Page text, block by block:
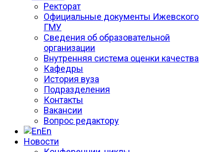
Ректорат
Официальные документы Ижевского
ГМУ
Сведения об образовательной
организации
Внутренняя система оценки качества
Кафедры
История вуза
Подразделения
Контакты
Вакансии
Вопрос редактору
En
Новости